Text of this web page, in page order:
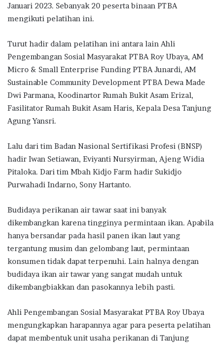
Januari 2023. Sebanyak 20 peserta binaan PTBA
mengikuti pelatihan ini.
Turut hadir dalam pelatihan ini antara lain Ahli
Pengembangan Sosial Masyarakat PTBA Roy Ubaya, AM
Micro & Small Enterprise Funding PTBA Junardi, AM
Sustainable Community Development PTBA Dewa Made
Dwi Parmana, Koodinartor Rumah Bukit Asam Erizal,
Fasilitator Rumah Bukit Asam Haris, Kepala Desa Tanjung
Agung Yansri.
Lalu dari tim Badan Nasional Sertifikasi Profesi (BNSP)
hadir Iwan Setiawan, Eviyanti Nursyirman, Ajeng Widia
Pitaloka. Dari tim Mbah Kidjo Farm hadir Sukidjo
Purwahadi Indarno, Sony Hartanto.
Budidaya perikanan air tawar saat ini banyak
dikembangkan karena tingginya permintaan ikan. Apabila
hanya bersandar pada hasil panen ikan laut yang
tergantung musim dan gelombang laut, permintaan
konsumen tidak dapat terpenuhi. Lain halnya dengan
budidaya ikan air tawar yang sangat mudah untuk
dikembangbiakkan dan pasokannya lebih pasti.
Ahli Pengembangan Sosial Masyarakat PTBA Roy Ubaya
mengungkapkan harapannya agar para peserta pelatihan
dapat membentuk unit usaha perikanan di Tanjung